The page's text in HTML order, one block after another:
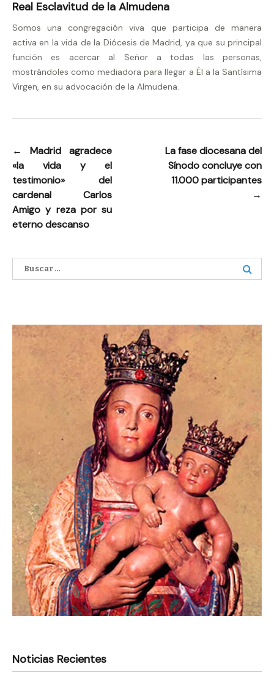
Real Esclavitud de la Almudena
Somos una congregación viva que participa de manera
activa en la vida de la Diócesis de Madrid, ya que su principal
función es acercar al Señor a todas las personas,
mostrándoles como mediadora para llegar a Él a la Santísima
Virgen, en su advocación de la Almudena.
Navegación
de
entradas
←
Madrid agradece
«la vida y el
testimonio» del
cardenal Carlos
Amigo y reza por su
eterno descanso
La fase diocesana del
Sínodo concluye con
11.000 participantes
→
Buscar:
Noticias Recientes